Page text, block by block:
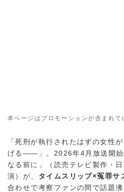
本ページはプロモーションが含まれて
「死刑が執行されたはずの女性
げる——」。2026年4月放送開始
なる前に」（読売テレビ製作・
演）が、 タイムスリップ×冤罪サ
合わせで考察ファンの間で話題沸